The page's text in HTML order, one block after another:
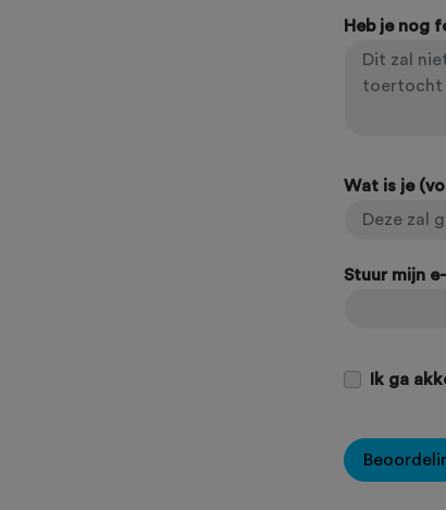
Heb je nog
Wat is je
Stuur mijn
Ik ga